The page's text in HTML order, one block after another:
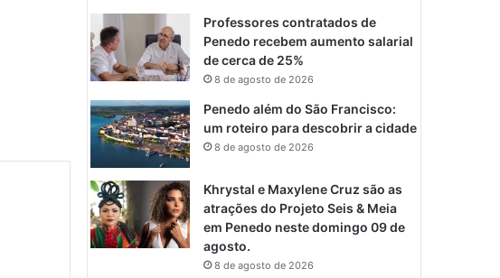
Professores contratados de
Penedo recebem aumento salarial
de cerca de 25%
8 de agosto de 2026
Penedo além do São Francisco:
um roteiro para descobrir a cidade
8 de agosto de 2026
Khrystal e Maxylene Cruz são as
atrações do Projeto Seis & Meia
em Penedo neste domingo 09 de
agosto.
8 de agosto de 2026